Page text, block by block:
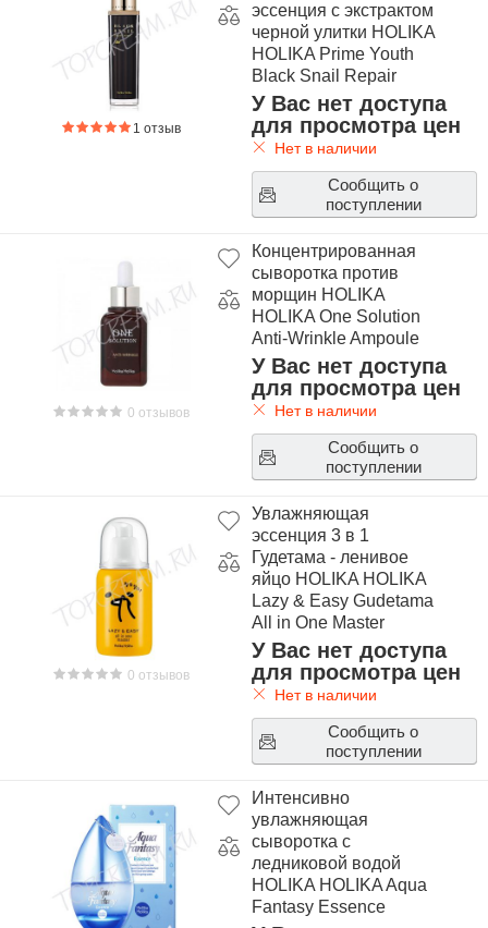
1 отзыв
эссенция с экстрактом
черной улитки HOLIKA
HOLIKA Prime Youth
Black Snail Repair
Essence
У Вас нет доступа
для просмотра цен
Нет в наличии
Сообщить о
поступлении
0 отзывов
Концентрированная
сыворотка против
морщин HOLIKA
HOLIKA One Solution
Anti-Wrinkle Ampoule
У Вас нет доступа
для просмотра цен
Нет в наличии
Сообщить о
поступлении
0 отзывов
Увлажняющая
эссенция 3 в 1
Гудетама - ленивое
яйцо HOLIKA HOLIKA
Lazy & Easy Gudetama
All in One Master
У Вас нет доступа
для просмотра цен
Нет в наличии
Сообщить о
поступлении
Интенсивно
увлажняющая
сыворотка с
ледниковой водой
HOLIKA HOLIKA Aqua
Fantasy Essence